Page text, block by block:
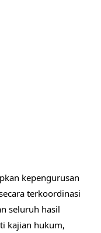
kepengurusan
terkoordinasi
seluruh hasil
kajian hukum,